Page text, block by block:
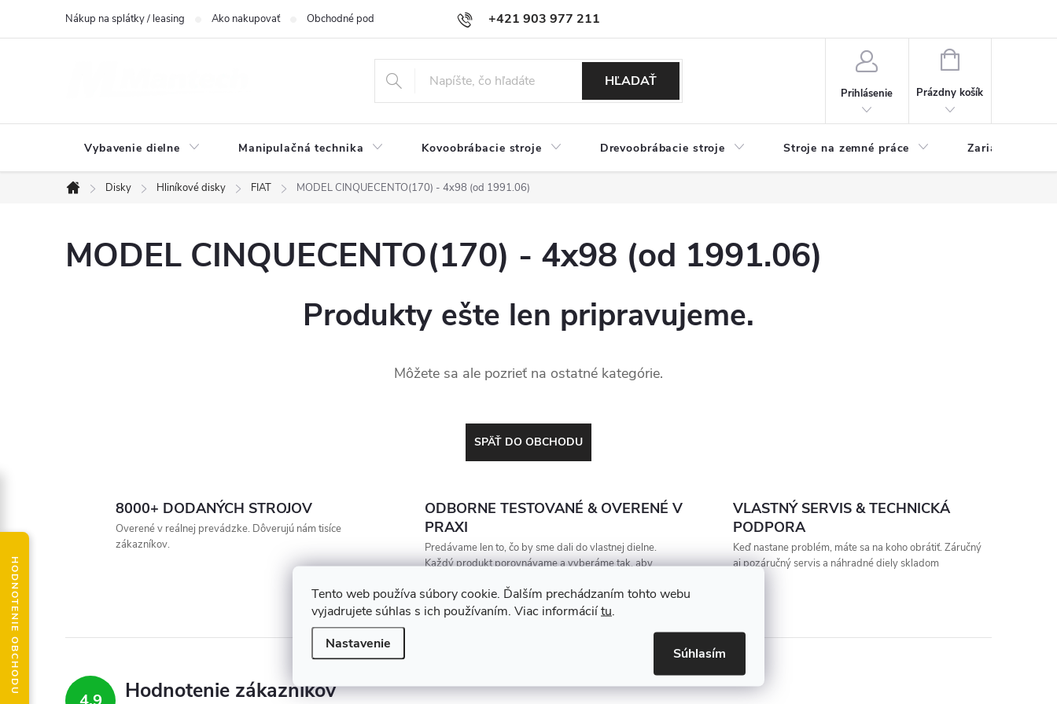
Tento web používa súbory cookie. Ďalším prechádzaním tohto webu
vyjadrujete súhlas s ich používaním. Viac informáciítu.
Nastavenie
Súhlasím
+421 903 977 211
Nákup na splátky / leasing Ako nakupovať Obchodné podmienky Podmienky ochrany osobných údajov
HĽADAŤ
Prihlásenie
NÁKUPNÝ
Prázdny košík
Vybavenie dielne Manipulačná technika Kovoobrábacie stroje Drevoobrábacie stroje Stroje na zemné práce Zariadenia na
Domov
Disky Hliníkové disky FIAT MODEL CINQUECENTO(170) - 4x98 (od 1991.06)
MODEL CINQUECENTO(170) - 4x98 (od 1991.06)
Produkty ešte len pripravujeme.
Môžete sa ale pozrieť na ostatné kategórie.
SPÄŤ DO OBCHODU
8000+ DODANÝCH STROJOV
Overené v reálnej prevádzke. Dôverujú nám tisíce
zákazníkov.
ODBORNE TESTOVANÉ & OVERENÉ V
PRAXI
Predávame len to, čo by sme dali do vlastnej dielne.
Každý produkt porovnávame a vyberáme tak, aby
VLASTNÝ SERVIS & TECHNICKÁ
PODPORA
Keď nastane problém, máte sa na koho obrátiť. Záručný
aj pozáručný servis a náhradné diely skladom
Hodnotenie zákazníkov
HODNOTENIE OBCHODU